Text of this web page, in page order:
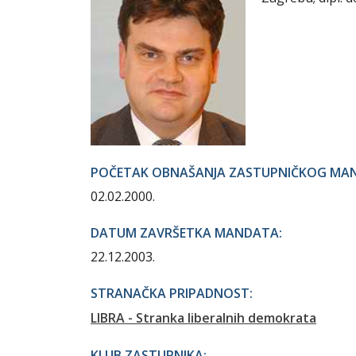
POČETAK OBNAŠANJA ZASTUPNIČKOG
02.02.2000.
DATUM ZAVRŠETKA MANDATA:
22.12.2003.
STRANAČKA PRIPADNOST:
LIBRA - Stranka liberalnih demokrata